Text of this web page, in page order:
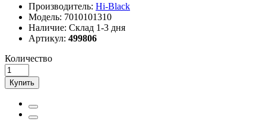
Производитель: Hi-Black
Модель: 7010101310
Наличие: Склад 1-3 дня
Артикул: 499806
Количество
Купить